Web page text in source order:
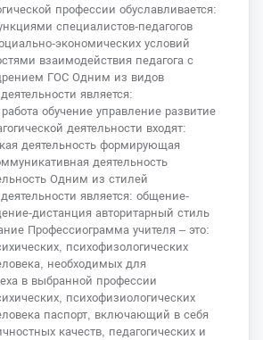
профессии обуславливается:
специалистов-педагогов
экономических условий
взаимодействия педагога с
ГОС Одним из видов
является:
обучение управление развитие
деятельности входят:
деятельность формирующая
деятельность
Одним из стилей
является: общение-
дистанция авторитарный стиль
Профессиограмма учителя – это:
психофизологических
необходимых для
в выбранной профессии
психофизиологических
паспорт, включающий в себя
качеств, педагогических и